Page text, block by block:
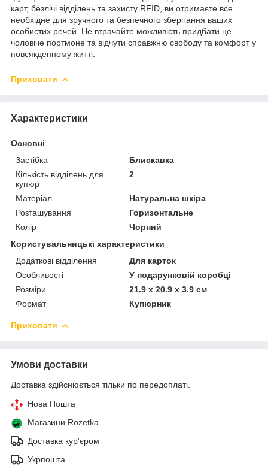
карт, безлічі відділень та захисту RFID, ви отримаєте все
необхідне для зручного та безпечного зберігання ваших
особистих речей. Не втрачайте можливість придбати це
чоловіче портмоне та відчути справжню свободу та комфорт у
повсякденному житті.
Приховати
Характеристики
Основні
Застібка
Блискавка
Кількість відділень для
купюр
2
Матеріал
Натуральна шкіра
Розташування
Горизонтальне
Колір
Чорний
Користувальницькі характеристики
Додаткові відділення
Для карток
Особливості
У подарунковій коробці
Розміри
21.9 x 20.9 x 3.9 см
Формат
Купюрник
Приховати
Умови доставки
Доставка здійснюється тільки по передоплаті.
Нова Пошта
Магазини Rozetka
Доставка кур'єром
Укрпошта